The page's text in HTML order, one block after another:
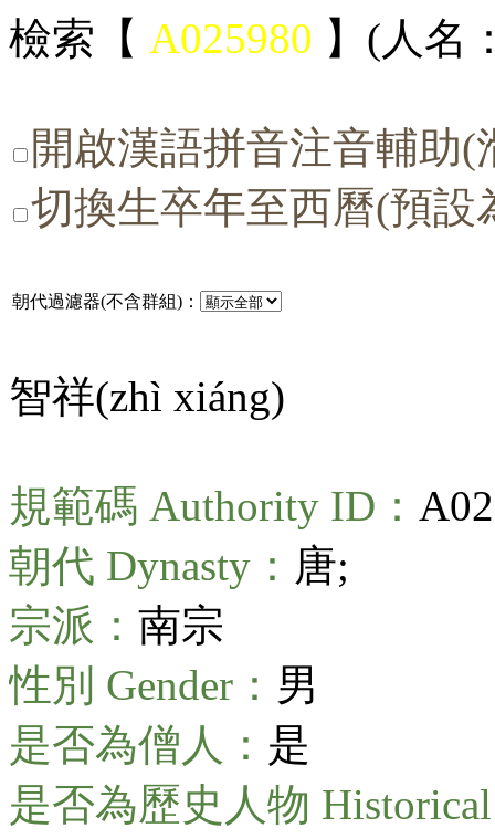
檢索【 A025980 】(人名
開啟漢語拼音注音輔助
切換生卒年至西曆(預設
朝代過濾器(不含群組)：
智祥(zhì xiáng)
規範碼 Authority ID：
朝代 Dynasty： 唐;
宗派： 南宗
性別 Gender： 男
是否為僧人： 是
是否為歷史人物 Historical